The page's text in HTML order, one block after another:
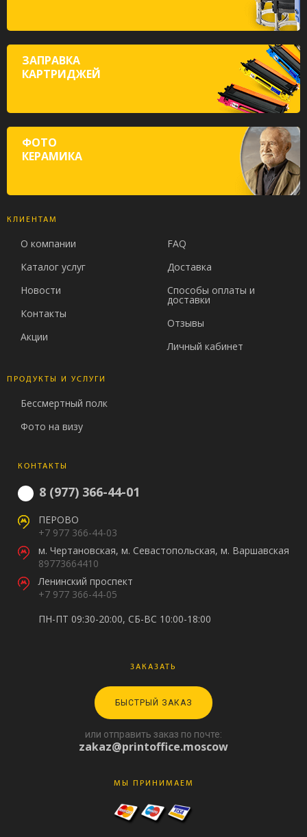
ЗАПРАВКА
КАРТРИДЖЕЙ
ФОТО
КЕРАМИКА
КЛИЕНТАМ
О компании
Каталог услуг
Новости
Контакты
Акции
FAQ
Доставка
Способы оплаты и
доставки
Отзывы
Личный кабинет
ПРОДУКТЫ И УСЛУГИ
Бессмертный полк
Фото на визу
КОНТАКТЫ
8 (977) 366-44-01
ПЕРОВО
+7 977 366-44-03
м. Чертановская, м. Севастопольская, м. Варшавская
89773664410
Ленинский проспект
+7 977 366-44-05
ПН-ПТ 09:30-20:00, СБ-ВС 10:00-18:00
ЗАКАЗАТЬ
БЫСТРЫЙ ЗАКАЗ
или отправить заказ по почте:
zakaz@printoffice.moscow
МЫ ПРИНИМАЕМ